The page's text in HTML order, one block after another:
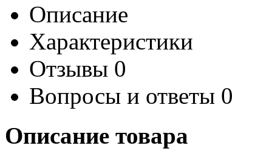
Описание
Характеристики
Отзывы 0
Вопросы и ответы 0
Описание товара